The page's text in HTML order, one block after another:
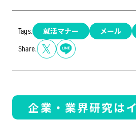
Tags. 就活マナー メール
Share.
企業・業界研究は